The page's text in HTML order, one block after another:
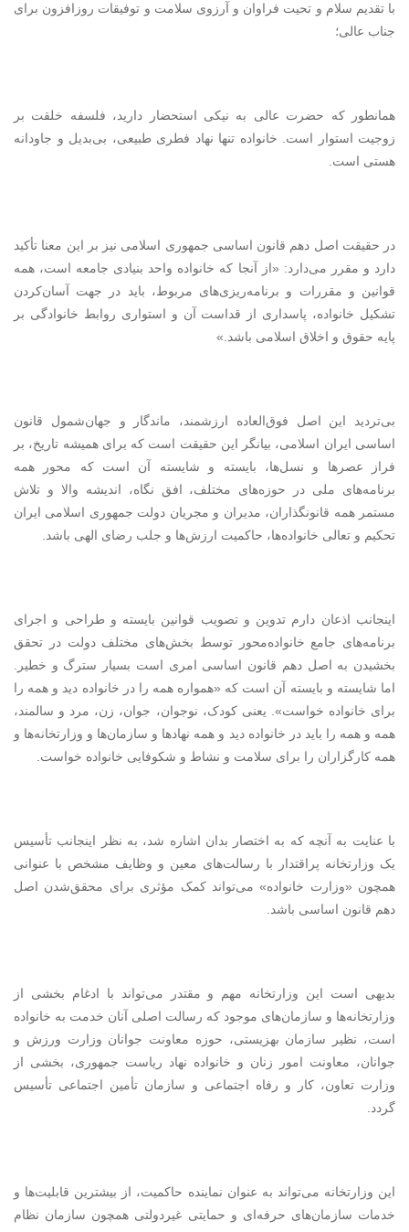
با تقدیم سلام و تحیت فراوان و آرزوی سلامت و توفیقات روزافزون برای
جناب عالی؛
همانطور که حضرت عالی به نیکی استحضار دارید، فلسفه خلقت بر
زوجیت استوار است. خانواده تنها نهاد فطری طبیعی، بی‌بدیل و جاودانه
هستی است.
در حقیقت اصل دهم قانون اساسی جمهوری اسلامی نیز بر این معنا تأکید
دارد و مقرر می‌دارد: «از آنجا که خانواده واحد بنیادی جامعه است، همه
قوانین و مقررات و برنامه‌ریزی‌های مربوط، باید در جهت آسان‌کردن
تشکیل خانواده، پاسداری از قداست آن و استواری روابط خانوادگی بر
پایه حقوق و اخلاق اسلامی باشد.»
بی‌تردید این اصل فوق‌العاده ارزشمند، ماندگار و جهان‌شمول قانون
اساسی ایران اسلامی، بیانگر این حقیقت است که برای همیشه تاریخ، بر
فراز عصرها و نسل‌ها، بایسته و شایسته آن است که محور همه
برنامه‌های ملی در حوزه‌های مختلف، افق نگاه، اندیشه والا و تلاش
مستمر همه قانونگذاران، مدیران و مجریان دولت جمهوری اسلامی ایران
تحکیم و تعالی خانواده‌ها، حاکمیت ارزش‌ها و جلب رضای الهی باشد.
اینجانب اذعان دارم تدوین و تصویب قوانین بایسته و طراحی و اجرای
برنامه‌های جامع خانواده‌محور توسط بخش‌های مختلف دولت در تحقق
بخشیدن به اصل دهم قانون اساسی امری است بسیار سترگ و خطیر.
اما شایسته و بایسته آن است که «همواره همه را در خانواده دید و همه را
برای خانواده خواست». یعنی کودک، نوجوان، جوان، زن، مرد و سالمند،
همه و همه را باید در خانواده دید و همه نهادها و سازمان‌ها و وزارتخانه‌ها و
همه کارگزاران را برای سلامت و نشاط و شکوفایی خانواده خواست.
با عنایت به آنچه که به اختصار بدان اشاره شد، به نظر اینجانب تأسیس
یک وزارتخانه پراقتدار با رسالت‌های معین و وظایف مشخص با عنوانی
همچون «وزارت خانواده» می‌تواند کمک مؤثری برای محقق‌شدن اصل
دهم قانون اساسی باشد.
بدیهی است این وزارتخانه مهم و مقتدر می‌تواند با ادغام بخشی از
وزارتخانه‌ها و سازمان‌های موجود که رسالت اصلی آنان خدمت به خانواده
است، نظیر سازمان بهزیستی، حوزه معاونت جوانان وزارت ورزش و
جوانان، معاونت امور زنان و خانواده نهاد ریاست جمهوری، بخشی از
وزارت تعاون، کار و رفاه اجتماعی و سازمان تأمین اجتماعی تأسیس
گردد.
این وزارتخانه می‌تواند به عنوان نماینده حاکمیت، از بیشترین قابلیت‌ها و
خدمات سازمان‌های حرفه‌ای و حمایتی غیردولتی همچون سازمان نظام